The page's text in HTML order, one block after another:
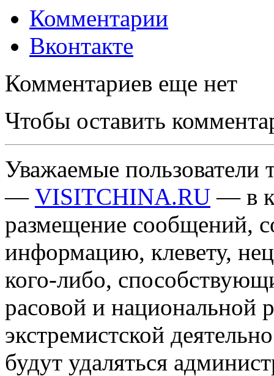
Комментарии
Вконтакте
Комментариев еще нет
Чтобы оставить
Уважаемые пользователи
— VISITCHINA.RU — в
размещение сообщений,
информацию, клевету,
кого-либо,
расовой и национальной
экстремистской
будут удаляться